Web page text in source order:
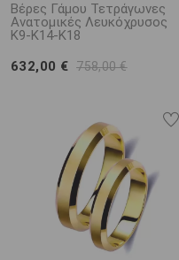
Βέρες Γάμου Τετράγωνες
Ανατομικές Λευκόχρυσος
Κ9-Κ14-Κ18
632,00 € 758,00 €